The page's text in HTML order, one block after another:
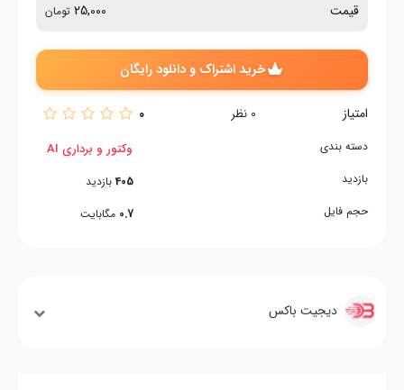
قیمت 25,000 تومان
خرید اشتراک و دانلود رایگان
امتیاز 0 نظر 0
دسته بندی
بازدید
حجم فایل
وکتور و برداری AI
405 بازدید
0.7 مگابایت
دیجیت باکس